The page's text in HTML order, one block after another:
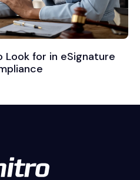
Look for in eSignature